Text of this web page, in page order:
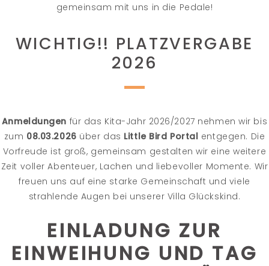
gemeinsam mit uns in die Pedale!
WICHTIG!! PLATZVERGABE
2026
Anmeldungen für das Kita-Jahr 2026/2027 nehmen wir bis
zum 08.03.2026 über das Little Bird Portal entgegen. Die
Vorfreude ist groß, gemeinsam gestalten wir eine weitere
Zeit voller Abenteuer, Lachen und liebevoller Momente. Wir
freuen uns auf eine starke Gemeinschaft und viele
strahlende Augen bei unserer Villa Glückskind.
EINLADUNG ZUR
EINWEIHUNG UND TAG